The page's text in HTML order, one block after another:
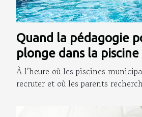
Quand la pédagogie
plonge dans la piscine
À l’heure où les piscines
recruter et où les parents